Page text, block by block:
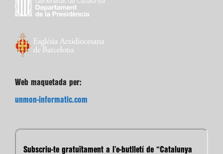
Web maquetada per:
unmon-informatic.com
Subscriu-te gratuïtament a l’e-butlletí de “Catalunya